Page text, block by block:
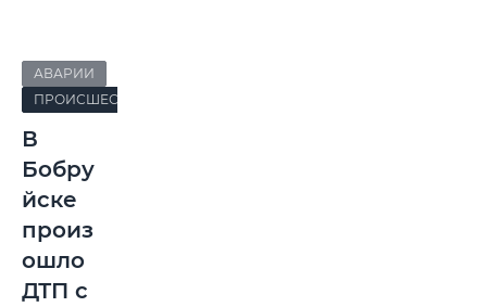
АВАРИИ
ПРОИСШЕСТВИЯ
В
Бобру
йске
произ
ошло
ДТП с